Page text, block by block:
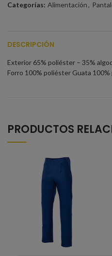
Categorías: Alimentación,
DESCRIPCIÓN
Exterior 65% poliéster – 35%
Forro 100% poliéster Guata
PRODUCTOS